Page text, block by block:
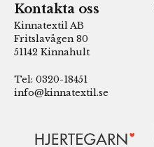
Kontakta oss
Kinnatextil AB
Fritslavägen 80
51142 Kinnahult
Tel: 0320-18451
info@kinnatextil.se